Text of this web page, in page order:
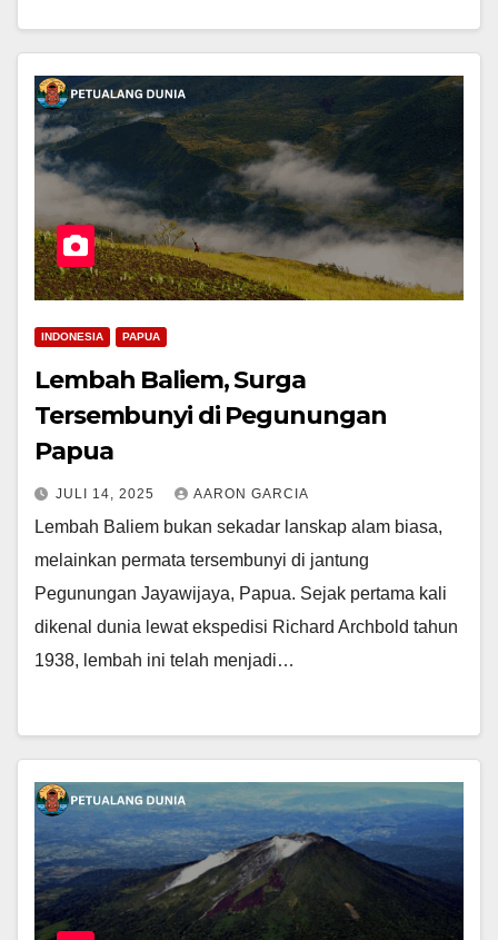
INDONESIA PAPUA
Lembah Baliem, Surga
Tersembunyi di Pegunungan
Papua
JULI 14, 2025 AARON GARCIA
Lembah Baliem bukan sekadar lanskap alam biasa,
melainkan permata tersembunyi di jantung
Pegunungan Jayawijaya, Papua. Sejak pertama kali
dikenal dunia lewat ekspedisi Richard Archbold tahun
1938, lembah ini telah menjadi…